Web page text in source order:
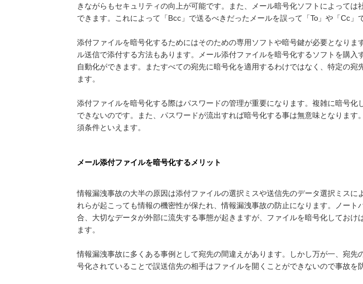
きながらもセキュリティの向上が可能です。また、メール暗号化ソフトによって
できます。これによって「Bcc」で送るべきだったメールを誤って「To」や「Cc」
添付ファイルを暗号化するためにはそのための専用ソフトや暗号鍵が必要となり
ル送信で添付する方法もあります。メール添付ファイルを暗号化するソフトを購
自動化ができます。またすべての宛先に暗号化を適用するわけではなく、特定の
ます。
添付ファイルを暗号化する際はパスワードの管理が重要になります。複雑に暗号
できないのです。また、パスワードが流出すれば暗号化する事は無意味となりま
須条件といえます。
メール添付ファイルを暗号化するメリット
情報漏洩事故の大半の原因は添付ファイルの選択ミスや送信先のデータ選択ミス
れらが起こっても情報の機密性が保たれ、情報漏洩事故の防止になります。ノー
合、大切なデータが外部に流失する事態が起きますが、ファイルを暗号化してお
ます。
情報漏洩事故に多くある事例として宛先の間違えがあります。しかし万が一、宛
号化されていることで誤送信先の相手はファイルを開くことができないので事故を